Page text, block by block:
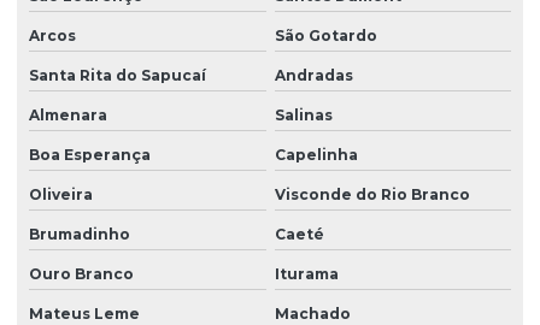
Arcos São Gotardo
Santa Rita do Sapucaí Andradas
Almenara Salinas
Boa Esperança Capelinha
Oliveira Visconde do Rio Branco
Brumadinho Caeté
Ouro Branco Iturama
Mateus Leme Machado